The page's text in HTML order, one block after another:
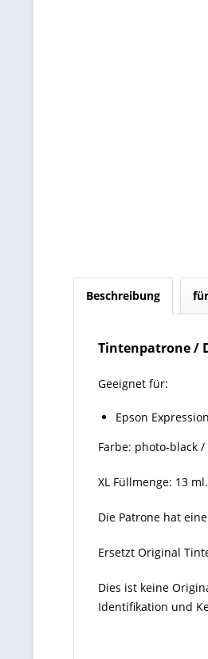
Beschreibung
Tintenpatrone /
Geeignet für:
Epson
Farbe: photo-black
XL Füllmenge: 13 ml.
Die Patrone hat
Ersetzt Original
Dies ist keine
Identifikation und